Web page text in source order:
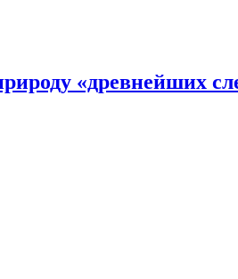
«древнейших